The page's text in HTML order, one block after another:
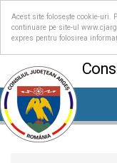
Acest site folosește cookie-
continuare pe site-ul
expres pentru folosirea